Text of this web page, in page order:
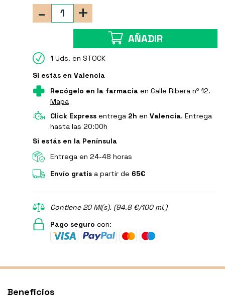
+
-
AÑADIR
1 Uds. en STOCK
Si estás en Valencia
Recógelo en la farmaciaen Calle Ribera nº 12.
Mapa
Click Expressentrega 2h en Valencia. Entrega
hasta las 20:00h
Si estás en la Península
Entrega en 24-48 horas
Envío gratisa partir de 65€
Contiene 20 Ml(s). (94.8 €/100 ml.)
Pago seguro con:
Beneficios